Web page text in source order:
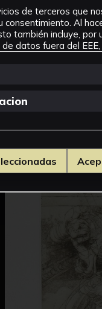
de terceros que
consentimiento. Al
también incluye,
datos fuera del EEE,